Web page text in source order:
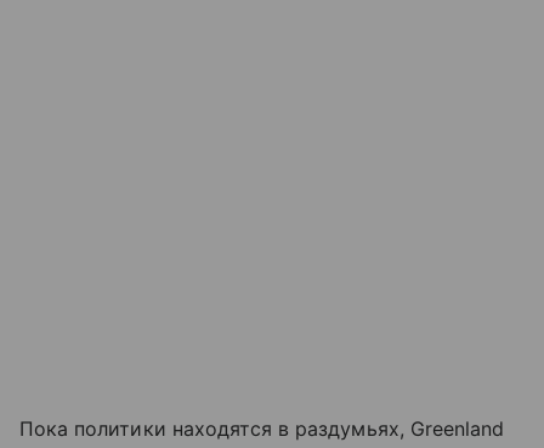
Пока политики находятся в раздумьях, Greenland